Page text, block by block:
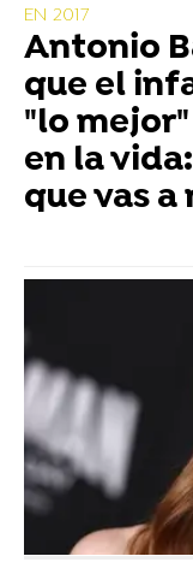
EN 2017
Antonio
que el
"lo
en la
que vas a